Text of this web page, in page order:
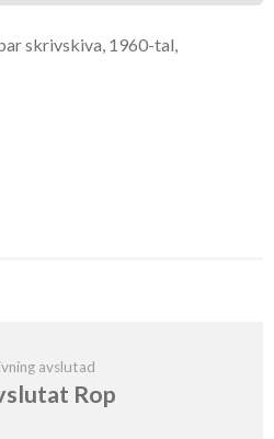
skrivskiva, 1960-tal,
avslutad
Rop